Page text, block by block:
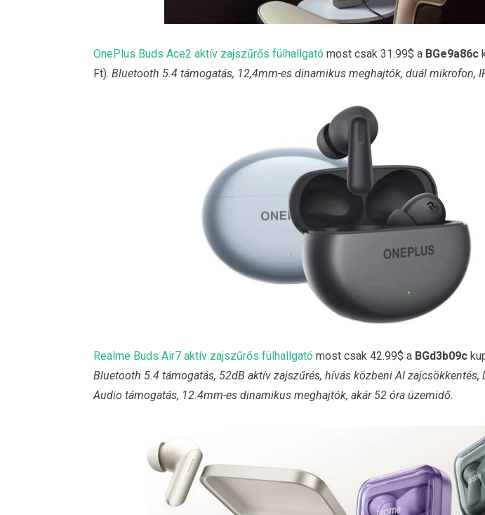
OnePlus Buds Ace2 aktív zajszűrős fülhallgató most csak 31.99$ a BGe9a86c
Ft). Bluetooth 5.4 támogatás, 12,4mm-es dinamikus meghajtók, duál mikrofon,
Realme Buds Air7 aktív zajszűrős fülhallgató most csak 42.99$ a BGd3b09c
Bluetooth 5.4 támogatás, 52dB aktív zajszűrés, hívás közbeni AI zajcsökkentés,
Audio támogatás, 12.4mm-es dinamikus meghajtók, akár 52 óra üzemidő.